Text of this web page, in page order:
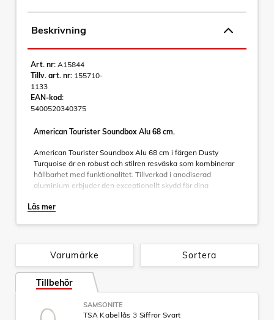
Beskrivning
Art. nr: A15844
Tillv. art. nr: 155710-
1133
EAN-kod:
5400520340375
American Tourister Soundbox Alu 68 cm.
American Tourister Soundbox Alu 68 cm i färgen Dusty
Turquoise är en robust och stilren resväska som kombinerar
hållbarhet med funktionalitet. Tillverkad i anodiserad
aluminium erbjuder den exceptionellt skydd för dina
mellanviktsväska är perfekt för längre resor eller som extra
- 4 dubbla hjul:För smidig och tyst manövrering i alla
riktningar.
- TSA-lås:Säkerställer att väskan kan öppnas av
säkerhetspersonal vid behov utan att skadas.
- Dubbel dragstång:Justerbar för optimal komfort och
stabilitet.
Läs mer
Sortera
Varumärke
Tillbehör
SAMSONITE
TSA Kabellås 3 Siffror Svart